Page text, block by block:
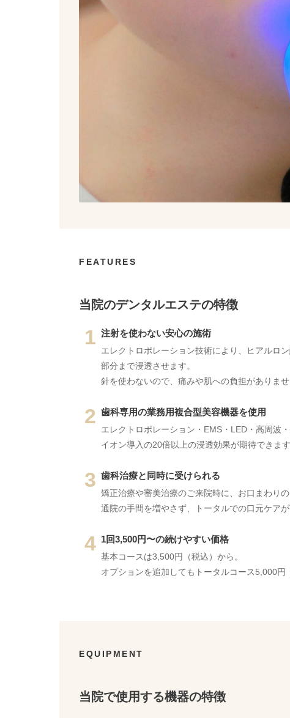
FEATURES
当院のデンタルエステの特徴
1 注射を使わない安心の施術
エレクトロポレーション技術により、ヒアルロ
部分まで浸透させます。
針を使わないので、痛みや肌への負担がありませ
2 歯科専用の業務用複合型美容機器を使用
エレクトロポレーション・EMS・LED・高周波
イオン導入の20倍以上の浸透効果が期待できます
3 歯科治療と同時に受けられる
矯正治療や審美治療のご来院時に、お口まわり
通院の手間を増やさず、トータルでの口元ケアが
4 1回3,500円〜の続けやすい価格
基本コースは3,500円（税込）から。
オプションを追加してもトータルコース5,000円
EQUIPMENT
当院で使用する機器の特徴